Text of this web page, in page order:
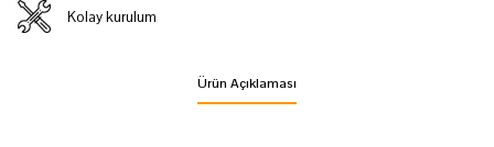
Kolay kurulum
Ürün Açıklaması